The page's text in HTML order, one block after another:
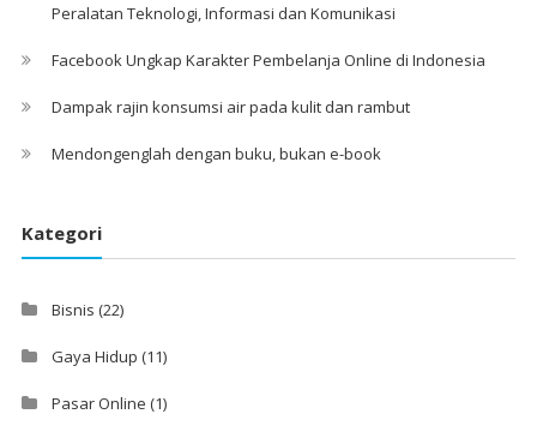
Peralatan Teknologi, Informasi dan Komunikasi
Facebook Ungkap Karakter Pembelanja Online di Indonesia
Dampak rajin konsumsi air pada kulit dan rambut
Mendongenglah dengan buku, bukan e-book
Kategori
Bisnis (22)
Gaya Hidup (11)
Pasar Online (1)